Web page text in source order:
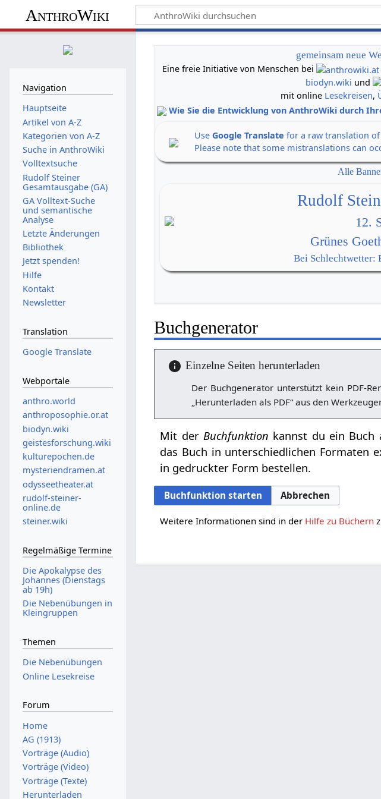
AnthroWiki
gemeinsam neue
Eine freie Initiative von Menschen bei
biodyn.wiki und
mit online Lesekreisen,
Wie Sie die Entwicklung von AnthroWiki durch
UseGoogle Translate for a raw translation
Please note that some mistranslations can
Alle
Rudolf
12.
Grünes
Bei Schlechtwetter:
Buchgenerator
Einzelne Seiten herunterladen
Der Buchgenerator unterstützt kein PDF-
„Herunterladen als PDF“ aus den
Mit derBuchfunktion kannst du ein Buch
das Buch in unterschiedlichen Formaten
in gedruckter Form bestellen.
Buchfunktion starten Abbrechen
Weitere Informationen sind in der Hilfe zu Büchern
Navigation
Hauptseite
Artikel von A-Z
Kategorien von A-Z
Suche in AnthroWiki
Volltextsuche
Rudolf Steiner
Gesamtausgabe (GA)
GA Volltext-Suche
und semantische
Analyse
Letzte Änderungen
Bibliothek
Jetzt spenden!
Hilfe
Kontakt
Newsletter
Translation
Google Translate
Webportale
anthro.world
anthroposophie.or.at
biodyn.wiki
geistesforschung.wiki
kulturepochen.de
mysteriendramen.at
odysseetheater.at
rudolf-steiner-
online.de
steiner.wiki
Regelmäßige Termine
Die Apokalypse des
Johannes (Dienstags
ab 19h)
Die Nebenübungen in
Kleingruppen
Themen
Die Nebenübungen
Online Lesekreise
Forum
Home
AG (1913)
Vorträge (Audio)
Vorträge (Video)
Vorträge (Texte)
Herunterladen